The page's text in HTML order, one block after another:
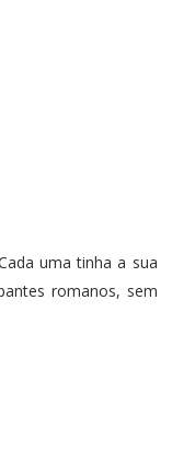
uma tinha a sua
romanos, sem